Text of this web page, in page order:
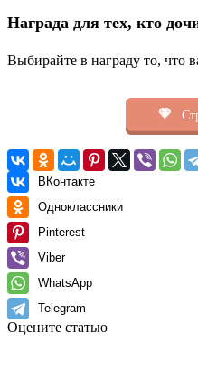
Награда для тех, кто
Выбирайте в награду то, что
ВКонтакте
Одноклассники
Pinterest
Viber
WhatsApp
Telegram
Оцените статью